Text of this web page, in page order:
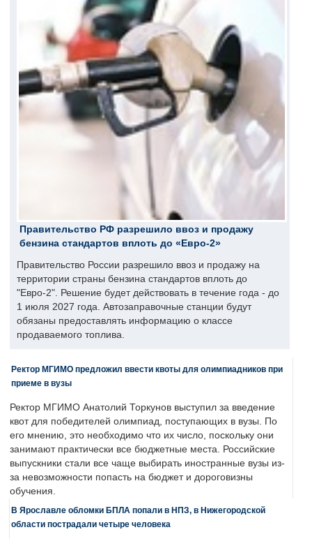
Правительство РФ разрешило ввоз и продажу
бензина стандартов вплоть до «Евро-2»
Правительство России разрешило ввоз и продажу на
территории страны бензина стандартов вплоть до
"Евро-2". Решение будет действовать в течение года - до
1 июля 2027 года. Автозаправочные станции будут
обязаны предоставлять информацию о классе
продаваемого топлива.
Ректор МГИМО предложил ввести квоты для олимпиадников при
приеме в вузы
Ректор МГИМО Анатолий Торкунов выступил за введение
квот для победителей олимпиад, поступающих в вузы. По
его мнению, это необходимо что их число, поскольку они
занимают практически все бюджетные места. Российские
выпускники стали все чаще выбирать иностранные вузы из-
за невозможности попасть на бюджет и дороговизны
обучения.
В Ярославле обломки БПЛА попали в НПЗ, в Нижегородской
области пострадали четыре человека